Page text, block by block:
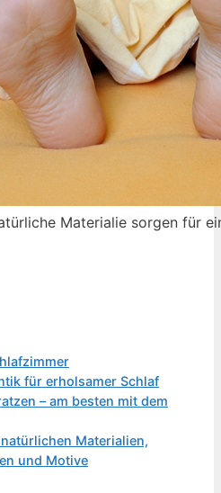
Materialie sorgen für
für erholsamer Schlaf
– am besten mit dem
Materialien,
und Motive